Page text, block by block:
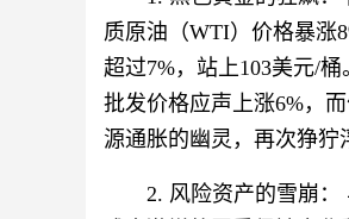
质原油（WTI）价格暴涨
超过7%，站上103美元/
批发价格应声上涨6%，
源通胀的幽灵，再次狰狞
2. 风险资产的雪崩